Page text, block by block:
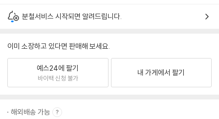
분철서비스 시작되면 알려드립니다.
이미 소장하고 있다면 판매해 보세요.
예스24에 팔기
바이백 신청 불가
내 가게에서 팔기
해외배송 가능